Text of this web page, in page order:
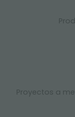
Proyectos a